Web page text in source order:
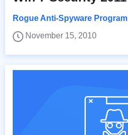
Rogue Anti-Spyware Program
November 15, 2010